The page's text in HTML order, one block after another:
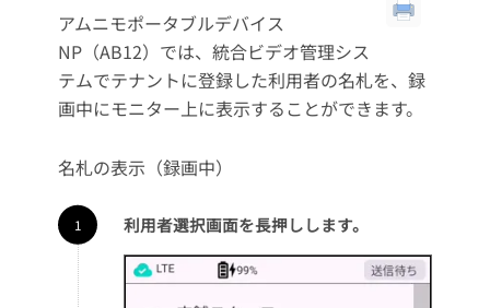
アムニモポータブルデバイス
NP（AB12）では、統合ビデオ管理シス
テムでテナントに登録した利用者の名札を、録
画中にモニター上に表示することができます。
名札の表示（録画中）
利用者選択画面を長押しします。